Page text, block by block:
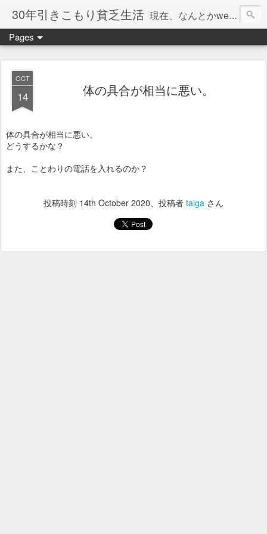
30年引きこもり貧乏生活 現在、なんとかweb系の仕事で食べています。このブログで扱う問題は「この世とはなにか」「人生とはなにか」「人間とはなにか」「強迫神経症の原因と解決法」「うつ病の原因と寄り添う方法」「家族の問題」などについてです。
Pages
OCT
14 体の具合が相当に悪い。
体の具合が相当に悪い。
どうするかな？
また、ことわりの電話を入れるのか？
投稿時刻 14th October 2020、投稿者 taiga さん